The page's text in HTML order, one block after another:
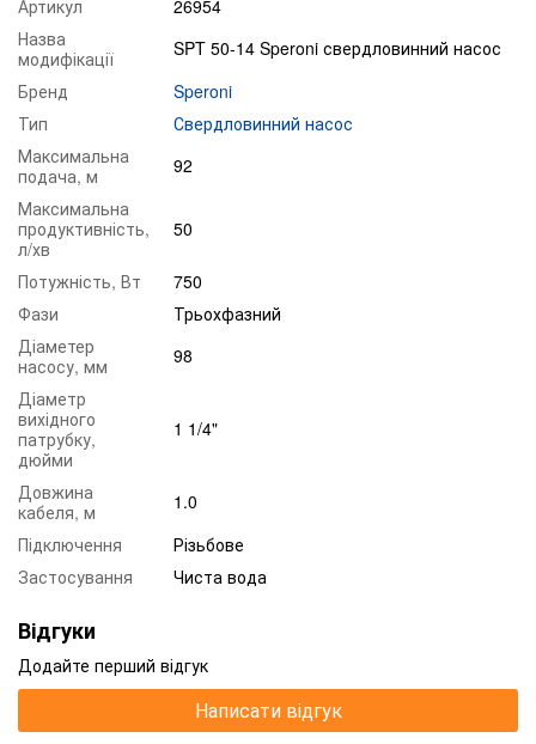
Артикул
26954
Назва
модифікації
SPT 50-14 Speroni свердловинний насос
Бренд
Speroni
Тип
Свердловинний насос
Максимальна
подача, м
92
Максимальна
продуктивність,
л/хв
50
Потужність, Вт
750
Фази
Трьохфазний
Діаметер
насосу, мм
98
Діаметр
вихідного
патрубку,
дюйми
1 1/4"
Довжина
кабеля, м
1.0
Підключення
Різьбове
Застосування
Чиста вода
Відгуки
Додайте перший відгук
Написати відгук